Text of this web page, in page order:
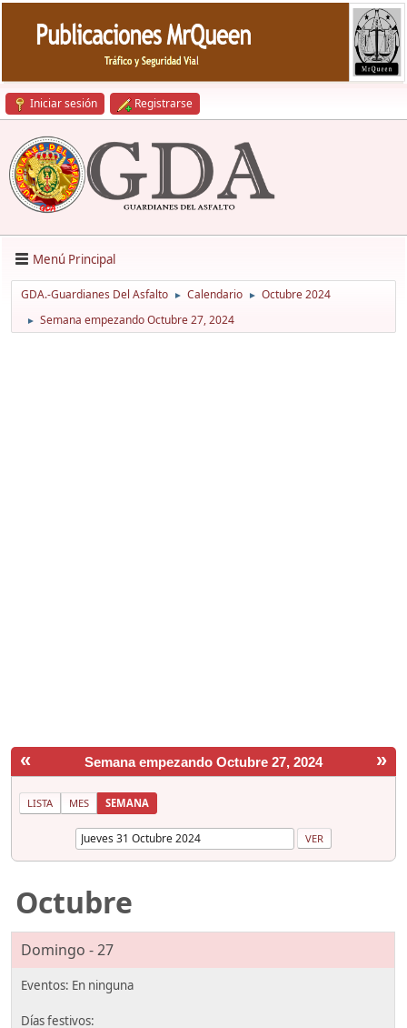
Iniciar sesión Registrarse
Menú Principal
GDA.-Guardianes Del Asfalto ► Calendario ► Octubre 2024
► Semana empezando Octubre 27, 2024
« »
Semana empezando Octubre 27, 2024
LISTA MES SEMANA
Octubre
Domingo - 27